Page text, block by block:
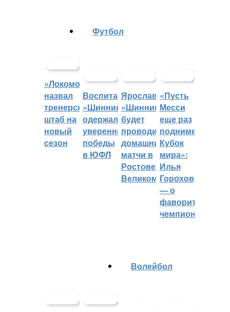
«Локомотив»
назвал
тренерский
штаб на
новый
сезон
Футбол
Воспитанники
«Шинника»
одержали
уверенные
победы
в ЮФЛ
Ярославский
«Шинник»
будет
проводить
домашние
матчи в
Ростове
Великом
«Пусть
Месси
еще раз
поднимет
Кубок
мира»:
Илья
Горохов
— о
фаворитах
чемпионата
Волейбол